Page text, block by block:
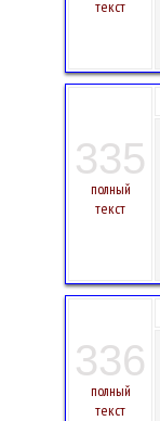
текст
335
полный
текст
336
полный
текст